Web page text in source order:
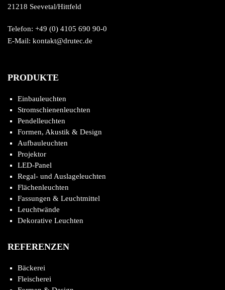
21218 Seevetal/Hittfeld
Telefon: +49 (0) 4105 690 90-0
E-Mail: kontakt@drutec.de
PRODUKTE
Einbauleuchten
Stromschienenleuchten
Pendelleuchten
Formen, Akustik & Design
Aufbauleuchten
Projektor
LED-Panel
Regal- und Auslageleuchten
Flächenleuchten
Fassungen & Leuchtmittel
Leuchtwände
Dekorative Leuchten
REFERENZEN
Bäckerei
Fleischerei